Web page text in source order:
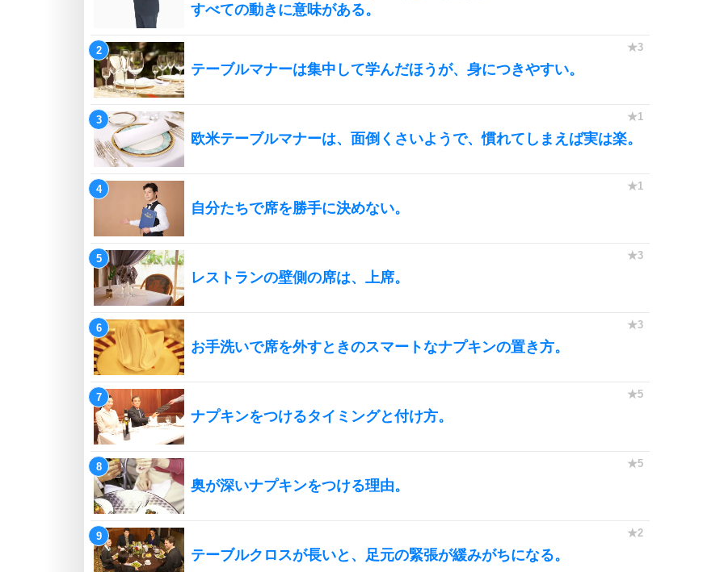
すべての動きに意味がある。
テーブルマナーは集中して学んだほうが、身につきやすい。
欧米テーブルマナーは、面倒くさいようで、慣れてしまえば実は楽。
自分たちで席を勝手に決めない。
レストランの壁側の席は、上席。
お手洗いで席を外すときのスマートなナプキンの置き方。
ナプキンをつけるタイミングと付け方。
奥が深いナプキンをつける理由。
テーブルクロスが長いと、足元の緊張が緩みがちになる。